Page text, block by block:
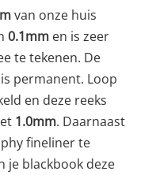
van onze huis
0.1mm en is zeer
te tekenen. De
permanent. Loop
en deze reeks
1.0mm. Daarnaast
fineliner te
je blackbook deze